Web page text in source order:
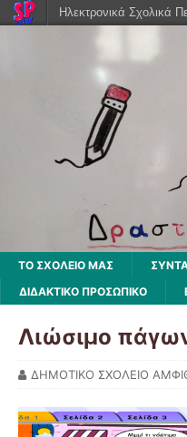
ΤΟ ΣΧΟΛΕΙΟ ΜΑΣ
ΔΙΔΑΚΤΙΚΌ ΠΡΟΣΩΠΙΚΌ
Λιώσιμο
ΔΗΜΟΤΙΚΟ ΣΧΟΛΕΙΟ
Ηλεκτρονικά Σχολικά